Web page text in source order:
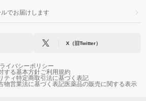
でお届けします
X（旧Twitter）
イバシーポリシー
する基本方針ご利用規約
ティ特定商取引法に基づく表記
物営業法に基づく表記医薬品の販売に関する表示